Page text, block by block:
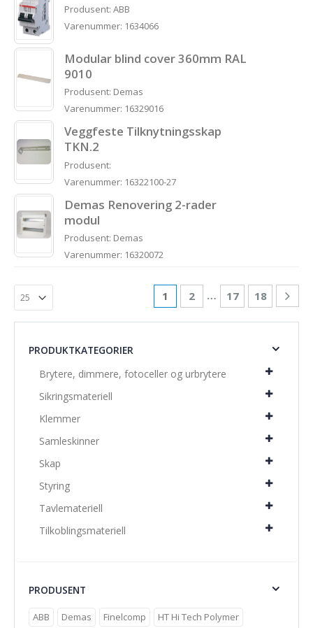
Produsent: ABB
Varenummer: 1634066
Modular blind cover 360mm RAL
9010
Produsent: Demas
Varenummer: 16329016
Veggfeste Tilknytningsskap
TKN.2
Produsent:
Varenummer: 16322100-27
Demas Renovering 2-rader
modul
Produsent: Demas
Varenummer: 16320072
1 2 … 17 18
PRODUKTKATEGORIER
Brytere, dimmere, fotoceller og urbrytere
Sikringsmateriell
Klemmer
Samleskinner
Skap
Styring
Tavlemateriell
Tilkoblingsmateriell
PRODUSENT
ABB Demas Finelcomp HT Hi Tech Polymer